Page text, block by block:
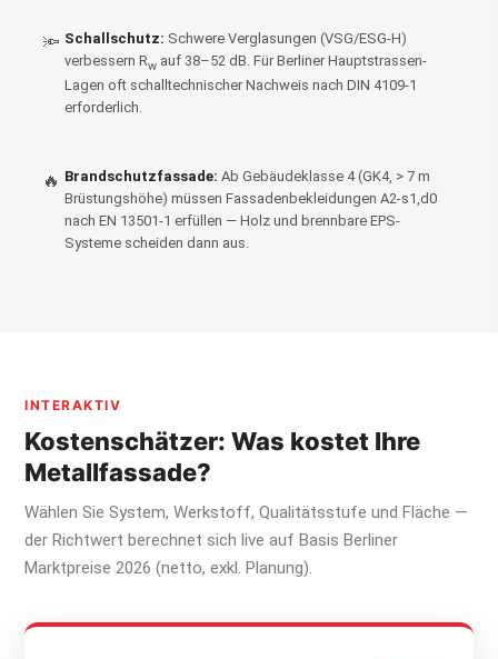
🔦 Schallschutz: Schwere Verglasungen (VSG/ESG-H)
verbessern Rw auf 38–52 dB. Für Berliner Hauptstrassen-
Lagen oft schalltechnischer Nachweis nach DIN 4109‑1
erforderlich.
🔥 Brandschutzfassade: Ab Gebäudeklasse 4 (GK4, > 7 m
Brüstungshöhe) müssen Fassadenbekleidungen A2-s1,d0
nach EN 13501-1 erfüllen — Holz und brennbare EPS-
Systeme scheiden dann aus.
INTERAKTIV
Kostenschätzer: Was kostet Ihre
Metallfassade?
Wählen Sie System, Werkstoff, Qualitätsstufe und Fläche —
der Richtwert berechnet sich live auf Basis Berliner
Marktpreise 2026 (netto, exkl. Planung).